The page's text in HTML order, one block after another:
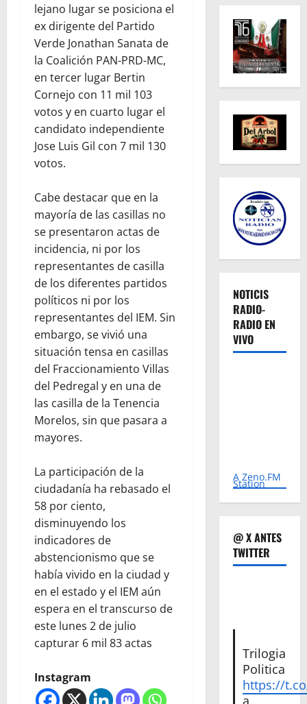
lejano lugar se posiciona el
ex dirigente del Partido
Verde Jonathan Sanata de
la Coalición PAN-PRD-MC,
en tercer lugar Bertin
Cornejo con 11 mil 103
votos y en cuarto lugar el
candidato independiente
Jose Luis Gil con 7 mil 130
votos.
Cabe destacar que en la
mayoría de las casillas no
se presentaron actas de
incidencia, ni por los
representantes de casilla
de los diferentes partidos
políticos ni por los
representantes del IEM. Sin
embargo, se vivió una
situación tensa en casillas
del Fraccionamiento Villas
del Pedregal y en una de
las casilla de la Tenencia
Morelos, sin que pasara a
mayores.
La participación de la
ciudadanía ha rebasado el
58 por ciento,
disminuyendo los
indicadores de
abstencionismo que se
había vivido en la ciudad y
en el estado y el IEM aún
espera en el transcurso de
este lunes 2 de julio
capturar 6 mil 83 actas
Instagram
NOTICIS
RADIO-
RADIO EN
VIVO
A Zeno.FM
Station
@ X ANTES
TWITTER
Trilogia
Politica
https://